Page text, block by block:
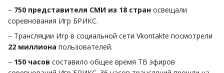
– 750 представителя СМИ из 18 стран освещали
соревнования Игр БРИКС.
– Трансляции Игр в социальной сети Vkontakte посмотрели
22 миллиона пользователей.
– 150 часов составило общее время ТВ эфиров